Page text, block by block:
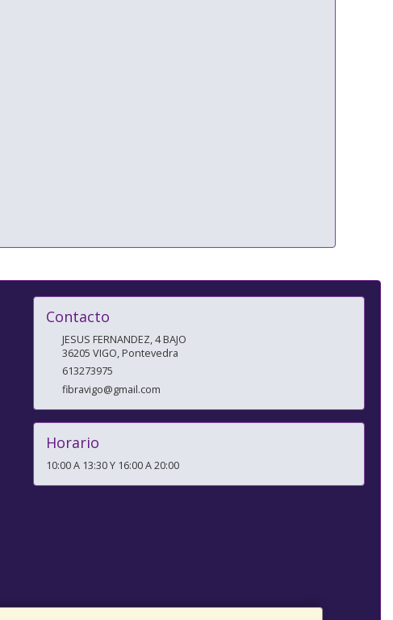
Contacto
JESUS FERNANDEZ, 4 BAJO
36205 VIGO,Pontevedra
613273975
fibravigo@gmail.com
Horario
10:00 A 13:30 Y 16:00 A 20:00